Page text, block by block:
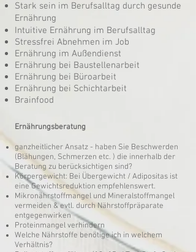
Stark sein im Berufsalltag durch gesunde
Ernährung
Intuitive Ernährung im Berufsalltag
Stressfrei Abnehmen im Job
Ernährung im Außendienst
Ernährung bei Baustellenarbeit
Ernährung bei Büroarbeit
Ernährung bei Schichtarbeit
Brainfood
Ernährungsberatung
ganzheitlicher Ansatz - haben Sie Beschwerden
(Blähungen, Schmerzen etc. ) die innerhalb der
Beratung zu berücksichtigen sind?
Körpergewicht: Bei Übergewicht / Adipositas ist
eine Gewichtsreduktion empfehlenswert.
Mikronährstoffmangel und Mineralstoffmangel
vermeiden & evtl. durch Nährstoffpräparate
entgegenwirken
Proteinmangel verhindern
Welche Nährstoffe benötige ich in welchem
Verhältnis?